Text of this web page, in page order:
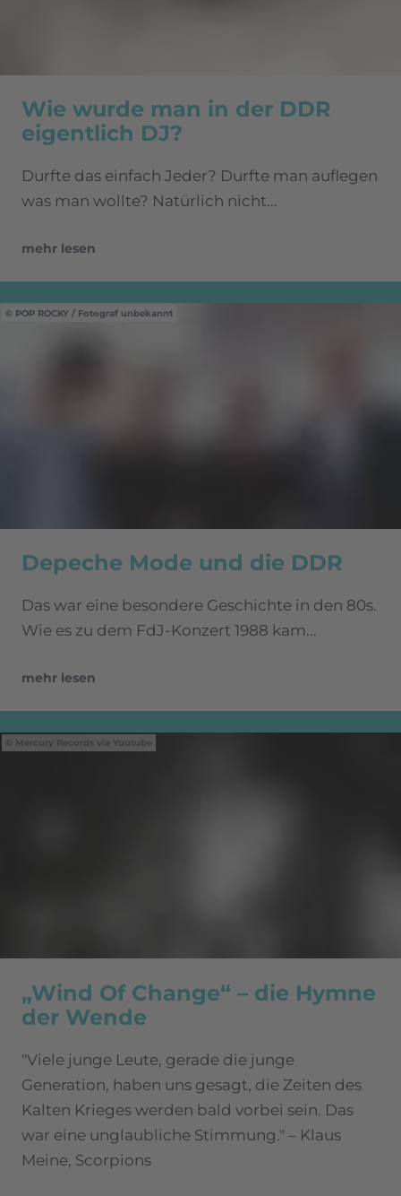
Wie wurde man in der DDR
eigentlich DJ?
Durfte das einfach Jeder? Durfte man auflegen
was man wollte? Natürlich nicht...
mehr lesen
POP ROCKY / Fotograf unbekannt
Depeche Mode und die DDR
Das war eine besondere Geschichte in den 80s.
Wie es zu dem FdJ-Konzert 1988 kam...
mehr lesen
Mercury Records via Youtube
„Wind Of Change“ – die Hymne
der Wende
"Viele junge Leute, gerade die junge
Generation, haben uns gesagt, die Zeiten des
Kalten Krieges werden bald vorbei sein. Das
war eine unglaubliche Stimmung." – Klaus
Meine, Scorpions